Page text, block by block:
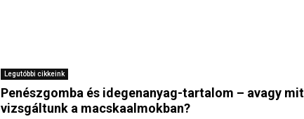
Legutóbbi cikkeink
Penészgomba és idegenanyag-tartalom – avagy
vizsgáltunk a macskaalmokban?